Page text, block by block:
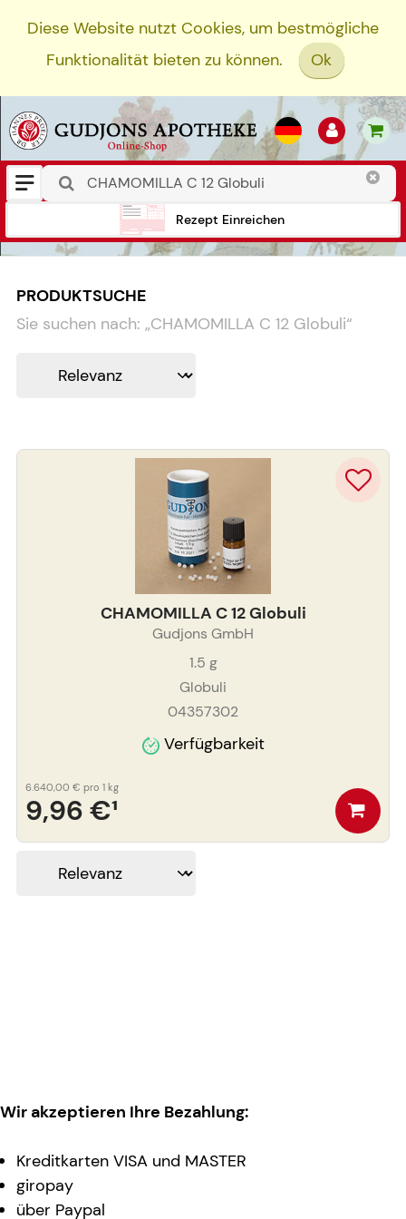
Diese Website nutzt Cookies, um bestmögliche
Funktionalität bieten zu können.
Ok
Rezept Einreichen
PRODUKTSUCHE
Sie suchen nach: „CHAMOMILLA C 12 Globuli“
CHAMOMILLA C 12 Globuli
Gudjons GmbH
1.5 g
Globuli
04357302
Verfügbarkeit
9,96 €¹
6.640,00 € pro 1 kg
Wir akzeptieren Ihre Bezahlung:
Kreditkarten VISA und MASTER
giropay
über Paypal